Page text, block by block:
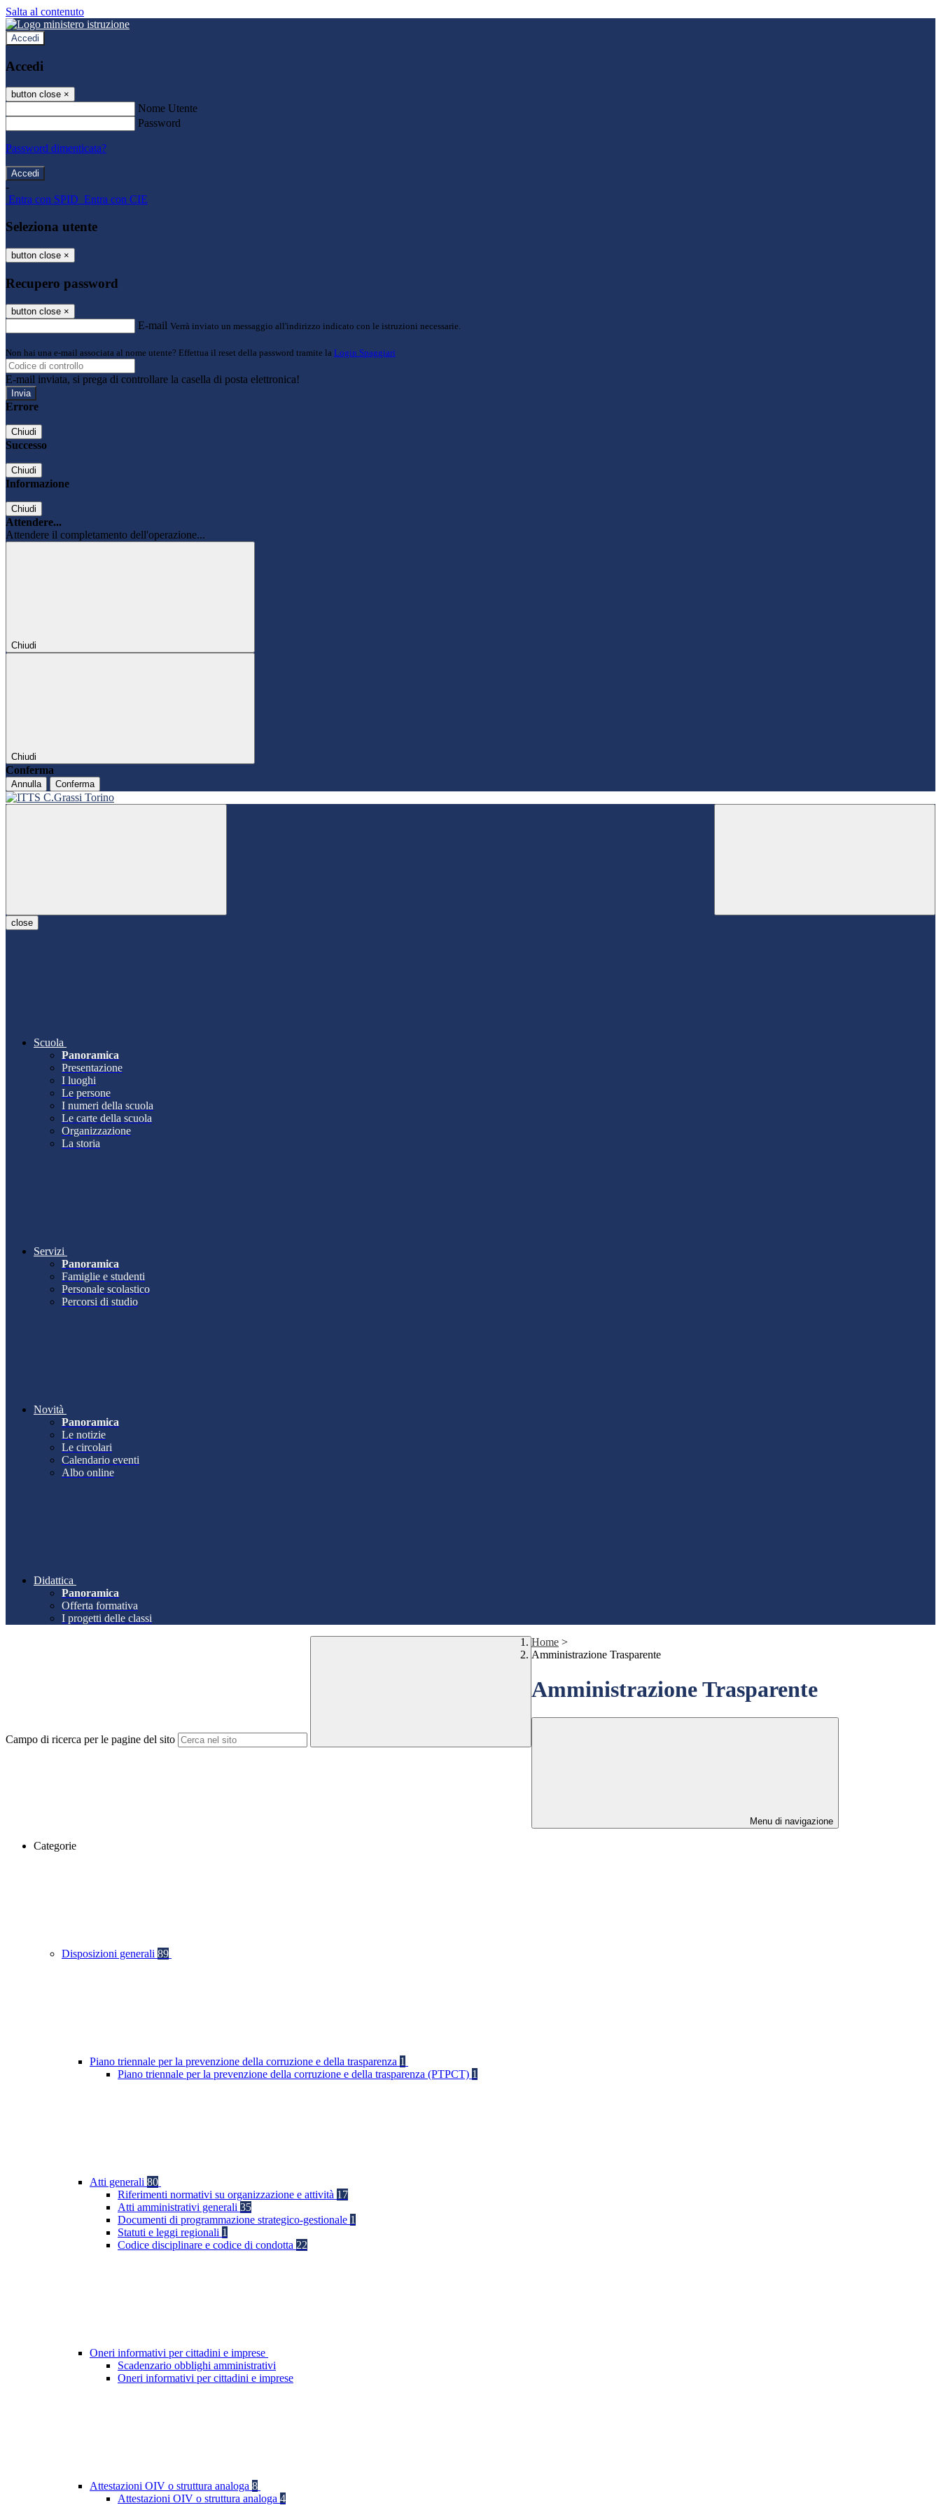
Salta al contenuto
Accedi
Accedi
button close ×
Nome Utente
Password
Password dimenticata?
-
Entra con SPID Entra con CIE
Seleziona utente
button close ×
Recupero password
button close ×
E-mail Verrà inviato un messaggio all'indirizzo indicato con le istruzioni necessarie.
Non hai una e-mail associata al nome utente? Effettua il reset della password tramite la Login Spaggiari
E-mail inviata, si prega di controllare la casella di posta elettronica!
Errore
Chiudi
Successo
Chiudi
Informazione
Chiudi
Attendere...
Attendere il completamento dell'operazione...
Chiudi
Chiudi
Conferma
Annulla Conferma
close
Scuola
Panoramica
Presentazione
I luoghi
Le persone
I numeri della scuola
Le carte della scuola
Organizzazione
La storia
Servizi
Panoramica
Famiglie e studenti
Personale scolastico
Percorsi di studio
Novità
Panoramica
Le notizie
Le circolari
Calendario eventi
Albo online
Didattica
Panoramica
Offerta formativa
I progetti delle classi
Campo di ricerca per le pagine del sito
Home >
Amministrazione Trasparente
Amministrazione Trasparente
Menu di navigazione
Categorie
Disposizioni generali 89
Piano triennale per la prevenzione della corruzione e della trasparenza 1
Piano triennale per la prevenzione della corruzione e della trasparenza (PTPCT) 1
Atti generali 80
Riferimenti normativi su organizzazione e attività 17
Atti amministrativi generali 35
Documenti di programmazione strategico-gestionale 1
Statuti e leggi regionali 1
Codice disciplinare e codice di condotta 22
Oneri informativi per cittadini e imprese
Scadenzario obblighi amministrativi
Oneri informativi per cittadini e imprese
Attestazioni OIV o struttura analoga 8
Attestazioni OIV o struttura analoga 4